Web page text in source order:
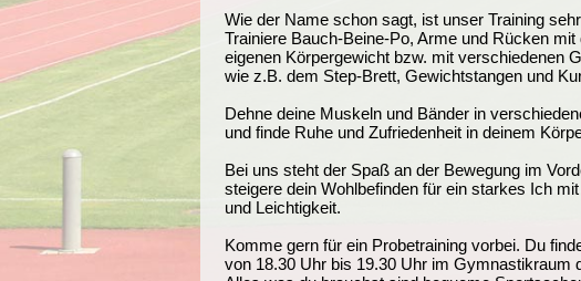
Wie der Name schon sagt, ist unser Training
Trainiere Bauch-Beine-Po, Arme und Rücken mit
eigenen Körpergewicht bzw. mit verschiedenen
wie z.B. dem Step-Brett, Gewichtstangen und
Dehne deine Muskeln und Bänder in
und finde Ruhe und Zufriedenheit in deinem
Bei uns steht der Spaß an der Bewegung im
steigere dein Wohlbefinden für ein starkes Ich
und Leichtigkeit.
Komme gern für ein Probetraining vorbei. Du
von 18.30 Uhr bis 19.30 Uhr im Gymnastikraum